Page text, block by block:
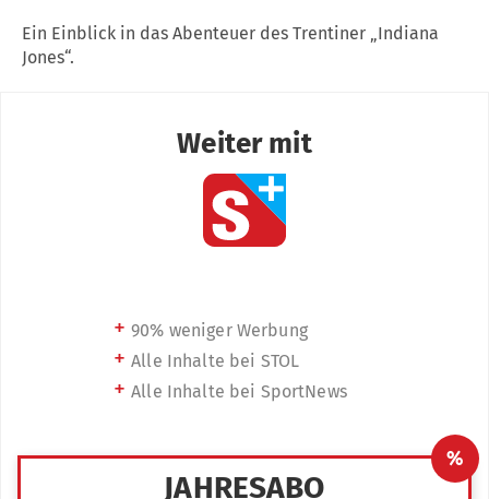
Ein Einblick in das Abenteuer des Trentiner „Indiana
Jones“.